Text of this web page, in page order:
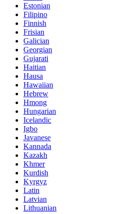
Estonian
Filipino
Finnish
Frisian
Galician
Georgian
Gujarati
Haitian
Hausa
Hawaiian
Hebrew
Hmong
Hungarian
Icelandic
Igbo
Javanese
Kannada
Kazakh
Khmer
Kurdish
Kyrgyz
Latin
Latvian
Lithuanian